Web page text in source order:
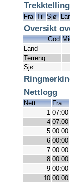
Fra Til Sjø
Oversikt
God
Land
Terreng
Sjø
Nettlogg
Nett Fra
1 07:00
4 07:00
5 00:00
6 00:00
7 00:00
8 00:00
9 00:00
10 00:00